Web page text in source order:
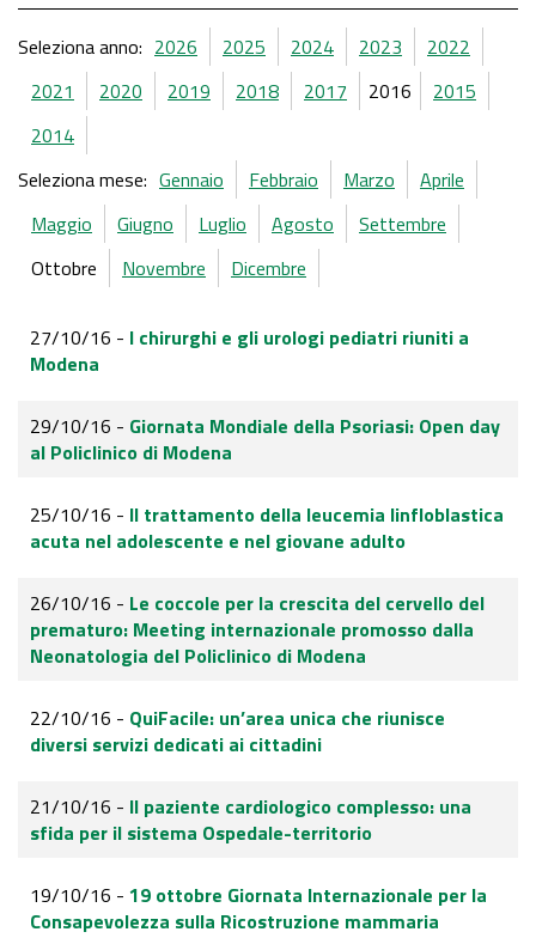
Seleziona anno: 2026 2025 2024 2023
2022
2021
2020 2019 2018 2017 2016
2015
2014
Seleziona mese: Gennaio Febbraio Marzo
Aprile
Maggio
Giugno Luglio Agosto
Settembre
Ottobre
Novembre Dicembre
27/10/16 - I chirurghi e gli urologi pediatri riuniti a
Modena
29/10/16 - Giornata Mondiale della Psoriasi: Open day
al Policlinico di Modena
25/10/16 - Il trattamento della leucemia linfloblastica
acuta nel adolescente e nel giovane adulto
26/10/16 - Le coccole per la crescita del cervello del
prematuro: Meeting internazionale promosso dalla
Neonatologia del Policlinico di Modena
22/10/16 - QuiFacile: un’area unica che riunisce
diversi servizi dedicati ai cittadini
21/10/16 - Il paziente cardiologico complesso: una
sfida per il sistema Ospedale-territorio
19/10/16 - 19 ottobre Giornata Internazionale per la
Consapevolezza sulla Ricostruzione mammaria